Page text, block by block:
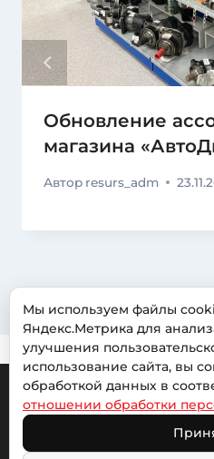
Обновление
магазина
Автор resurs_adm
© 2026 Авторесурс |
| Сайт
Мы используем файлы
Яндекс.Метрика для
улучшения
использование сайта, вы
обработкой данных в
отношении обработки